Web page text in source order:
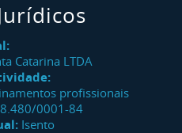
Catarina LTDA
profissionais
0001-84
Isento